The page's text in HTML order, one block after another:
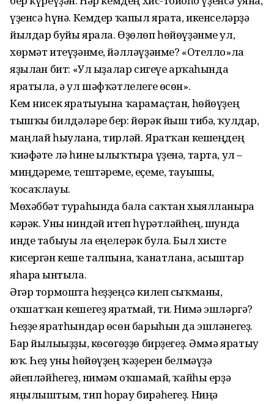
үҙенсә һүнә. Кемдер ҡапыл ярата, икенселәрҙә
йылдар буйы ярала. Өҙөлөп һөйөүҙәнме ул,
хөрмәт итеүҙәнме, йәлләүҙәнме? «Отелло»ла
яҙыл­ған бит: «Ул ыҙалар сигеүе арҡаһында
яратыла, ә ул шәфҡәтлелеге өсөн».
Кем нисек яратыуына ҡарамаҫтан, һөйөүҙең
тышҡы билдәләре бер: йөрәк йыш тибә, ҡулдар,
маңлай һыулана, тирләй. Ярат­ҡан кешеңдең
ҡиәфәте лә һине ылыҡтыра үҙенә, тарта, ул –
миңдәреме, тештәреме, еҫеме, тауышы,
ҡосаҡлауы.
Мөхәббәт тураһында бала саҡтан хыялланырға
кәрәк. Уны ниндәй итеп һүрәтләйһең, шунда
инде табыуы ла еңелерәк була. Был хисте
кисергән кеше талпына, ҡанатлана, асыштар
яһарға ынтыла.
Әгәр тормошта һеҙҙеңсә килеп сыҡманы,
оҡшатҡан кешегеҙ яратмай, ти. Нимә эшләргә?
Һеҙҙе яратһындар өсөн барыһын да эшләнегеҙ.
Бар йылығыҙҙы, көсөгөҙҙө бир­ҙегеҙ. Әммә яратыу
юҡ. Һеҙ уны һөйөүҙең ҡәҙерен белмәүҙә
ғәйепләйһегеҙ, нимәм оҡшамай, ҡайһы ерҙә
яңылыштым, тип һорау бирәһегеҙ. Ниңә